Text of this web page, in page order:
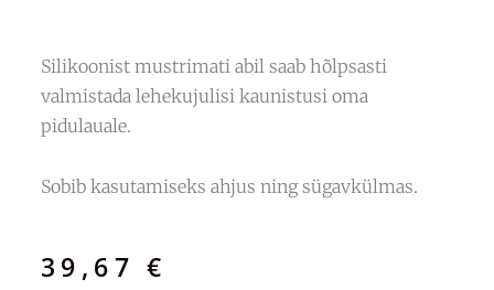
Silikoonist mustrimati abil saab hõlpsasti
valmistada lehekujulisi kaunistusi oma
pidulauale.
Sobib kasutamiseks ahjus ning sügavkülmas.
39,67€